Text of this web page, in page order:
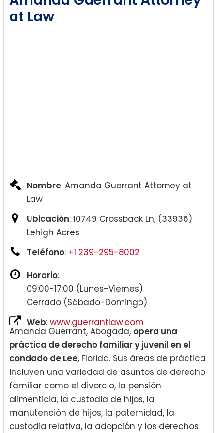
Planes de Crianza
Servicios de Mediación
at Law
Nombre: Amanda Guerrant Attorney at
Law
Ubicación: 10749 Crossback Ln, (33936)
Lehigh Acres
Teléfono: +1 239-295-8002
Horario:
09:00-17:00 (Lunes-Viernes)
Cerrado (Sábado-Domingo)
Web: www.guerrantlaw.com
Amanda Guerrant, Abogada, opera una
práctica de derecho familiar y juvenil en el
condado de Lee, Florida. Sus áreas de práctica
incluyen una variedad de asuntos de derecho
familiar como el divorcio, la pensión
alimenticia, la custodia de hijos, la
manutención de hijos, la paternidad, la
custodia relativa, la adopción y los derechos